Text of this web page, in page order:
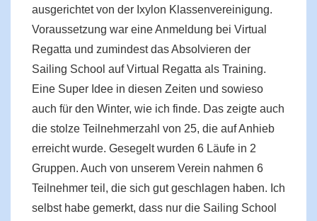
ausgerichtet von der Ixylon Klassenvereinigung.
Voraussetzung war eine Anmeldung bei Virtual
Regatta und zumindest das Absolvieren der
Sailing School auf Virtual Regatta als Training.
Eine Super Idee in diesen Zeiten und sowieso
auch für den Winter, wie ich finde. Das zeigte auch
die stolze Teilnehmerzahl von 25, die auf Anhieb
erreicht wurde. Gesegelt wurden 6 Läufe in 2
Gruppen. Auch von unserem Verein nahmen 6
Teilnehmer teil, die sich gut geschlagen haben. Ich
selbst habe gemerkt, dass nur die Sailing School